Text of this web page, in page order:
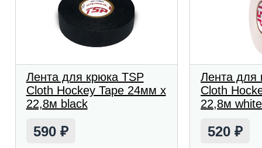
Лента для крюка TSP
Cloth Hockey Tape 24мм x
22,8м black
590 ₽
Лента для
Cloth
22,8м white
520₽